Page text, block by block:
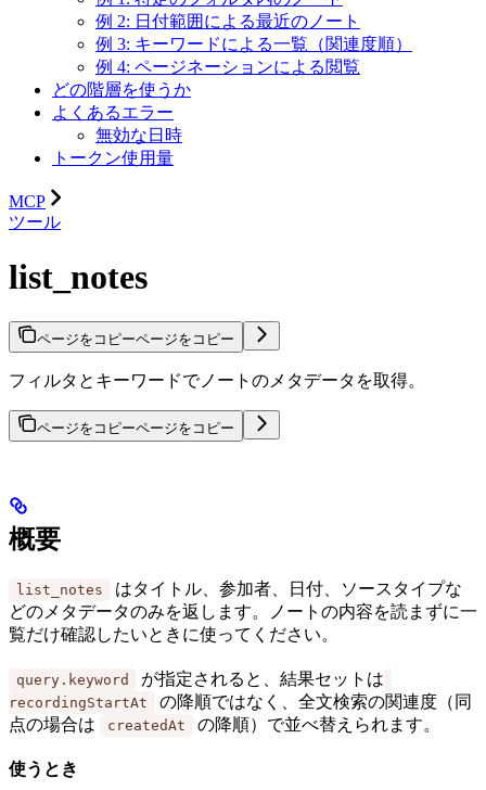
例 2: 日付範囲による最近のノート
例 3: キーワードによる一覧（関連度順）
例 4: ページネーションによる閲覧
どの階層を使うか
よくあるエラー
無効な日時
トークン使用量
MCP
ツール
list_notes
ページをコピーページをコピー
フィルタとキーワードでノートのメタデータを取得。
ページをコピーページをコピー
概要
list_notes
はタイトル、参加者、日付、ソースタイプな
どのメタデータのみを返します。ノートの内容を読まずに一
覧だけ確認したいときに使ってください。
query.keyword が指定されると、結果セットは
recordingStartAt
の降順ではなく、全文検索の関連度（同
点の場合は
createdAt の降順）で並べ替えられます。
使うとき